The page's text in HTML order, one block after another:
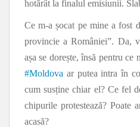
hotărât la finalul emisiunii.
Ce m-a șocat pe mine a fost
provincie a României”. Da,
așa se dorește, însă pentru ce
#Moldova ar putea intra în
cum susține chiar el? Ce fel
chipurile protestează? Poate
acasă?